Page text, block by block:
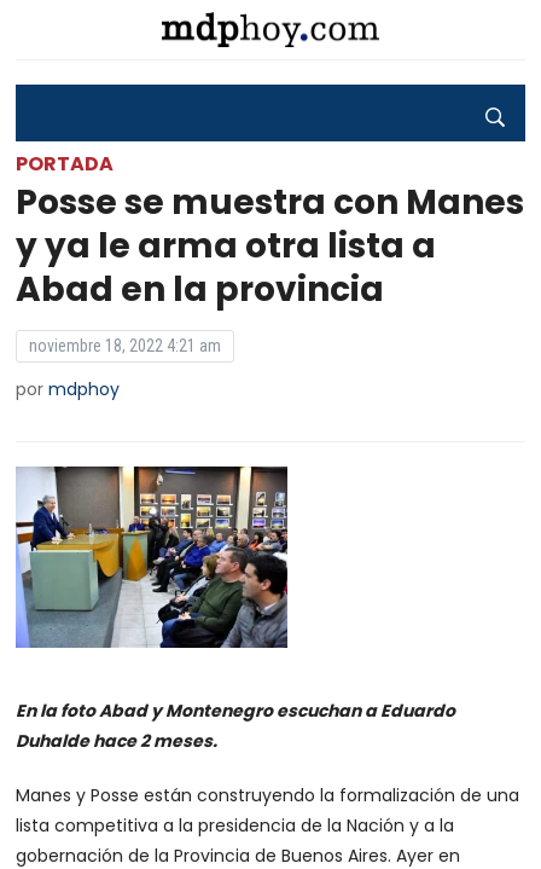
PORTADA
Posse se muestra con Manes
y ya le arma otra lista a
Abad en la provincia
noviembre 18, 2022 4:21 am
pormdphoy
En la foto Abad y Montenegro escuchan a Eduardo
Duhalde hace 2 meses.
Manes y Posse están construyendo la formalización de una
lista competitiva a la presidencia de la Nación y a la
gobernación de la Provincia de Buenos Aires. Ayer en